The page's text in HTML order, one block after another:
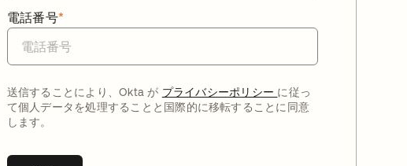
*
電話番号
送信することにより、Okta が プライバシーポリシー に従っ
て個人データを処理することと国際的に移転することに同意
します。